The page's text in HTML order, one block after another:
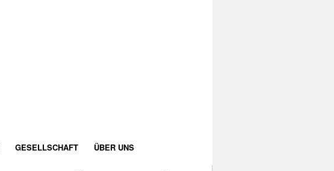
GESELLSCHAFT ÜBER UNS